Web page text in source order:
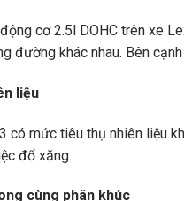
cơ 2.5l DOHC trên xe
đường khác nhau. Bên
liệu
có mức tiêu thụ nhiên liệu
đổ xăng.
cùng phân khúc